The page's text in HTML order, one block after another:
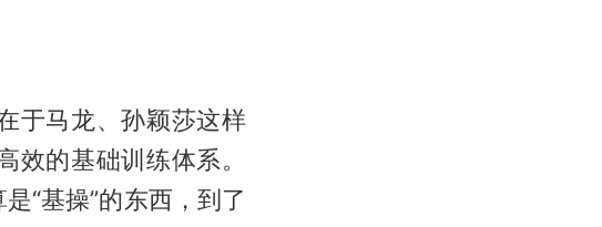
于马龙、孙颖莎这样
效的基础训练体系。
“基操”的东西，到了